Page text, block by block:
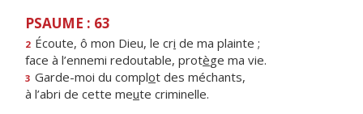
PSAUME : 63
2 Écoute, ô mon Dieu, le cri de ma plainte ;
face à l’ennemi redoutable, protège ma vie.
3 Garde-moi du complot des méchants,
à l’abri de cette meute criminelle.